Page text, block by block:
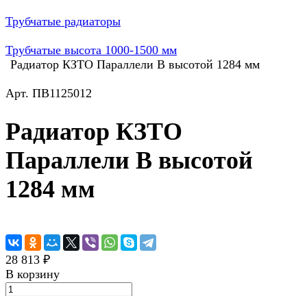
Трубчатые радиаторы
Трубчатые высота 1000-1500 мм
Радиатор КЗТО Параллели В высотой 1284 мм
Арт. ПВ1125012
Радиатор КЗТО
Параллели В высотой
1284 мм
28 813 ₽
В корзину